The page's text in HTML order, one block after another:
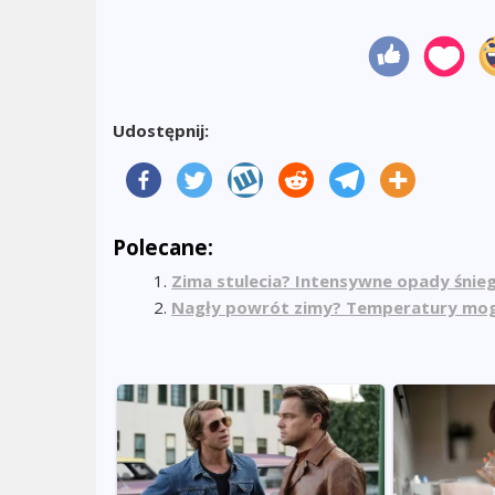
Udostępnij:
Polecane:
Zima stulecia? Intensywne opady
Nagły powrót zimy? Temperatury